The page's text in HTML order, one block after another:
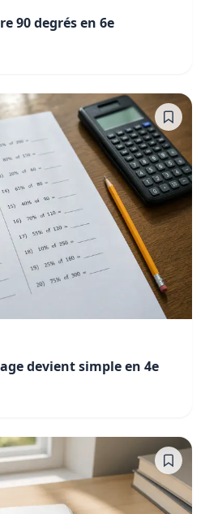
90 degrés en 6e
devient simple en 4e